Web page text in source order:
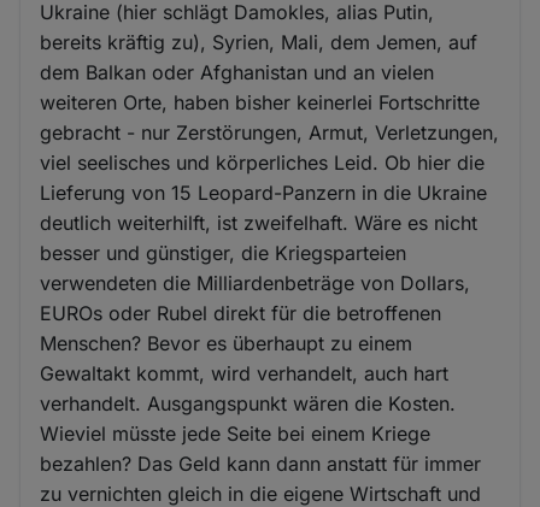
Ukraine (hier schlägt Damokles, alias Putin,
bereits kräftig zu), Syrien, Mali, dem Jemen, auf
dem Balkan oder Afghanistan und an vielen
weiteren Orte, haben bisher keinerlei Fortschritte
gebracht - nur Zerstörungen, Armut, Verletzungen,
viel seelisches und körperliches Leid. Ob hier die
Lieferung von 15 Leopard-Panzern in die Ukraine
deutlich weiterhilft, ist zweifelhaft. Wäre es nicht
besser und günstiger, die Kriegsparteien
verwendeten die Milliardenbeträge von Dollars,
EUROs oder Rubel direkt für die betroffenen
Menschen? Bevor es überhaupt zu einem
Gewaltakt kommt, wird verhandelt, auch hart
verhandelt. Ausgangspunkt wären die Kosten.
Wieviel müsste jede Seite bei einem Kriege
bezahlen? Das Geld kann dann anstatt für immer
zu vernichten gleich in die eigene Wirtschaft und